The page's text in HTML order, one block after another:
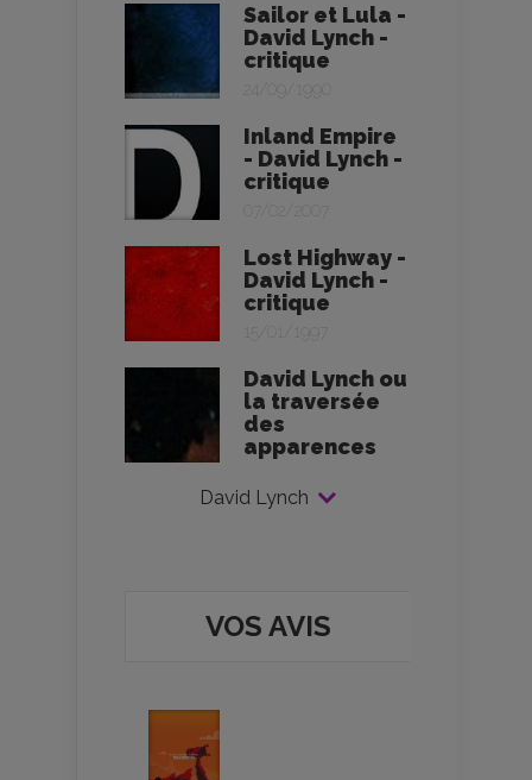
Sailor et Lula -
David Lynch -
critique
24/09/1990
Inland Empire
- David Lynch -
critique
Lost Highway -
David Lynch -
critique
David Lynch ou
la traversée
des
apparences
David Lynch
VOS AVIS